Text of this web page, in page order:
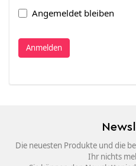
Angemeldet bleiben
Anmelden
Die neuesten Produkte und die
Ihr nichts